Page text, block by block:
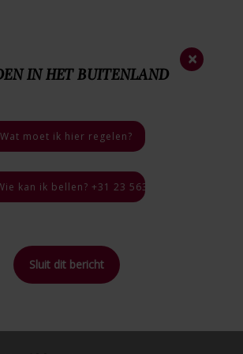
4.9 / 5
×
IN HET BUITENLAND
Wat moet ik hier regelen?
kan ik bellen? +31 23 563 35 44, 24 uur
Sluit dit bericht